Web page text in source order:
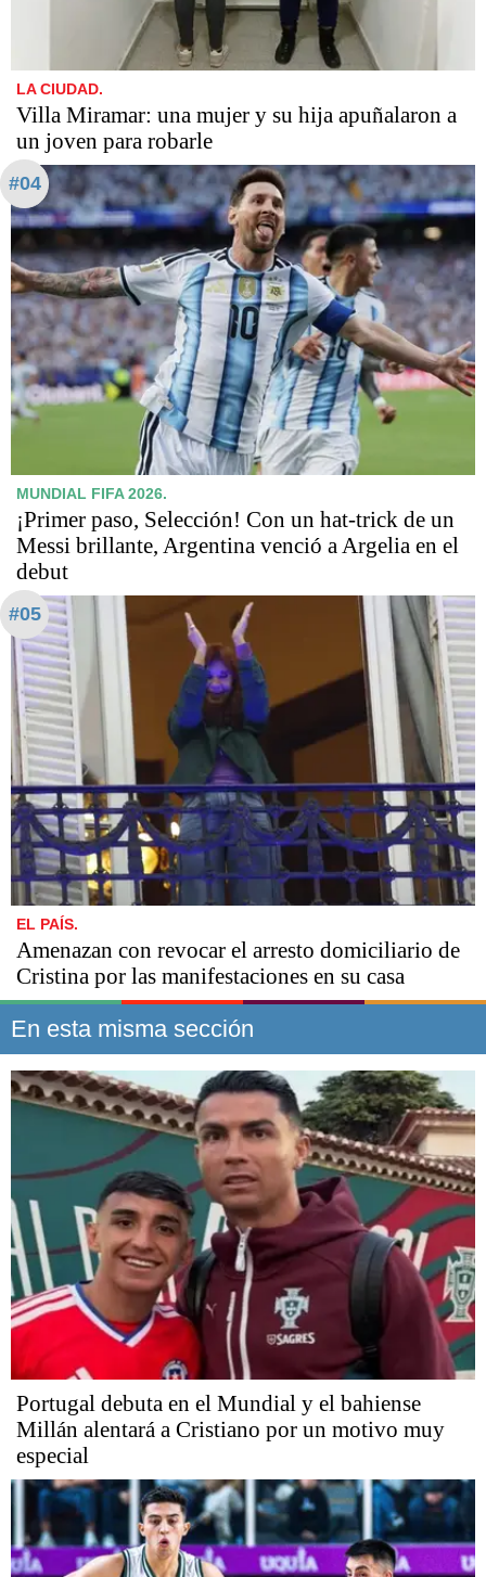
LA CIUDAD.
Villa Miramar: una mujer y su hija apuñalaron a
un joven para robarle
#04
MUNDIAL FIFA 2026.
¡Primer paso, Selección! Con un hat-trick de un
Messi brillante, Argentina venció a Argelia en el
debut
#05
EL PAÍS.
Amenazan con revocar el arresto domiciliario de
Cristina por las manifestaciones en su casa
En esta misma sección
Portugal debuta en el Mundial y el bahiense
Millán alentará a Cristiano por un motivo muy
especial